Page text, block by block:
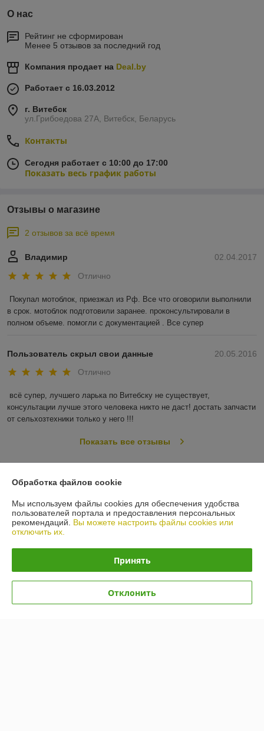
О нас
Рейтинг не сформирован
Менее 5 отзывов за последний год
Компания продает на Deal.by
Работает с 16.03.2012
г. Витебск
ул.Грибоедова 27А, Витебск, Беларусь
Контакты
Сегодня работает с 10:00 до 17:00
Показать весь график работы
Отзывы о магазине
2 отзывов за всё время
02.04.2017
Владимир
Отлично
Покупал мотоблок, приезжал из Рф. Все что оговорили выполнили
в срок. мотоблок подготовили заранее. проконсультировали в
полном объеме. помогли с документацией . Все супер
20.05.2016
Пользователь скрыл свои данные
Отлично
всё супер, лучшего ларька по Витебску не существует,
консультации лучше этого человека никто не даст! достать запчасти
от сельхозтехники только у него !!!
Показать все отзывы
О нас
Контакты
Доставка и оплата
Обработка файлов cookie
Мы используем файлы cookies для обеспечения удобства
пользователей портала и предоставления персональных
рекомендаций. Вы можете настроить файлы cookies или
отключить их.
Принять
Отклонить